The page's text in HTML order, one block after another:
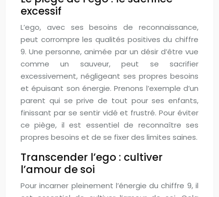
excessif
L’ego, avec ses besoins de reconnaissance,
peut corrompre les qualités positives du chiffre
9. Une personne, animée par un désir d’être vue
comme un sauveur, peut se sacrifier
excessivement, négligeant ses propres besoins
et épuisant son énergie. Prenons l’exemple d’un
parent qui se prive de tout pour ses enfants,
finissant par se sentir vidé et frustré. Pour éviter
ce piège, il est essentiel de reconnaître ses
propres besoins et de se fixer des limites saines.
Transcender l’ego : cultiver
l’amour de soi
Pour incarner pleinement l’énergie du chiffre 9, il